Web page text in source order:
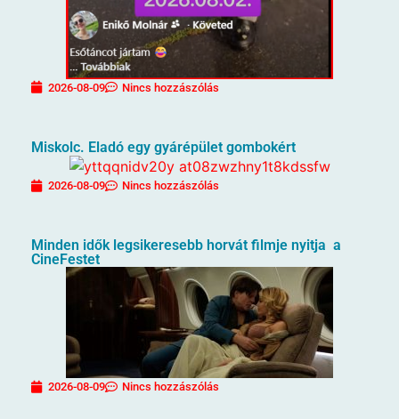
2026-08-09 Nincs hozzászólás
Miskolc. Eladó egy gyárépület gombokért
2026-08-09 Nincs hozzászólás
Minden idők legsikeresebb horvát filmje nyitja a
CineFestet
2026-08-09 Nincs hozzászólás